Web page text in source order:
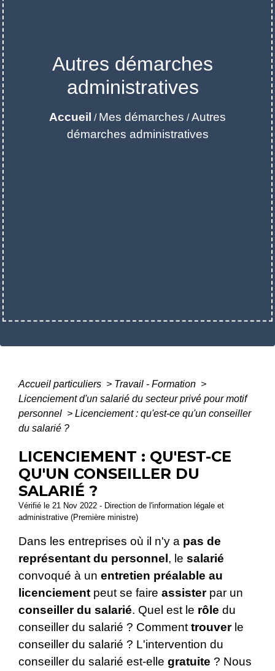
Autres démarches
administratives
Accueil / Mes démarches /Autres
démarches administratives
Accueil particuliers > Travail - Formation >
Licenciement d'un salarié du secteur privé pour motif
personnel > Licenciement : qu'est-ce qu'un conseiller
du salarié ?
LICENCIEMENT : QU'EST-CE
QU'UN CONSEILLER DU
SALARIÉ ?
Vérifié le 21 Nov 2022 - Direction de l'information légale et
administrative (Première ministre)
Dans les entreprises où il n'y a pas de
représentant du personnel, le salarié
convoqué à un entretien préalable au
licenciement peut se faire assisterpar un
conseiller du salarié. Quel est le rôle du
conseiller du salarié ? Comment trouverle
conseiller du salarié ? L'intervention du
conseiller du salarié est-elle gratuite ? Nous